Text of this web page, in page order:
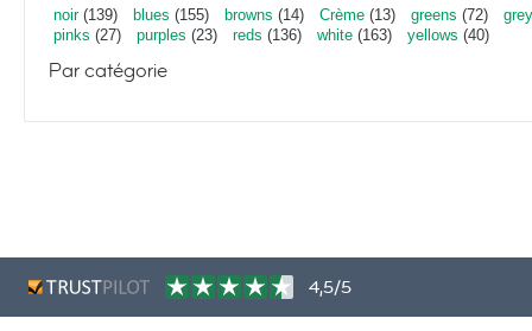
noir(139) blues (155) browns (14) Crème (13) greens (72)
pinks (27) purples (23) reds (136) white (163) yellows (40)
Par catégorie
4,5/5